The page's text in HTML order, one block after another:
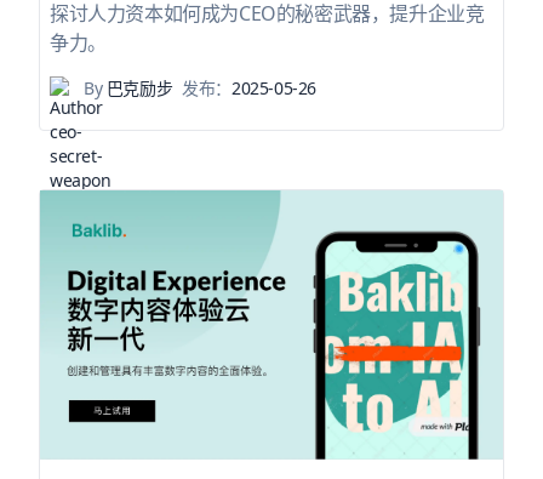
探讨人力资本如何成为CEO的秘密武器，提升企业竞
争力。
By巴克励步 发布：2025-05-26